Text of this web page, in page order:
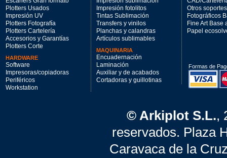
Plotters Usados
Impresión UV
Plotters Fotografía
Plotters Cartelería
Accesorios y Garantías
Plotters Corte
HARDWARE
Software
Impresoras/copiadoras
Periféricos
Workstation
Impresión fotolitos
Tintas Sublimación
Transfers y vinilos
Planchas y calandras
Artículos sublimables
MAQUINARIA
Encuadernación
Laminación
Auxiliar y de acabados
Cortadoras y guillotinas
Otros soportes
Fotográficos
Fine Art Base
Papel
Formas de
© Arkiplot S.L.,
reservados. Plaza
Caravaca de la